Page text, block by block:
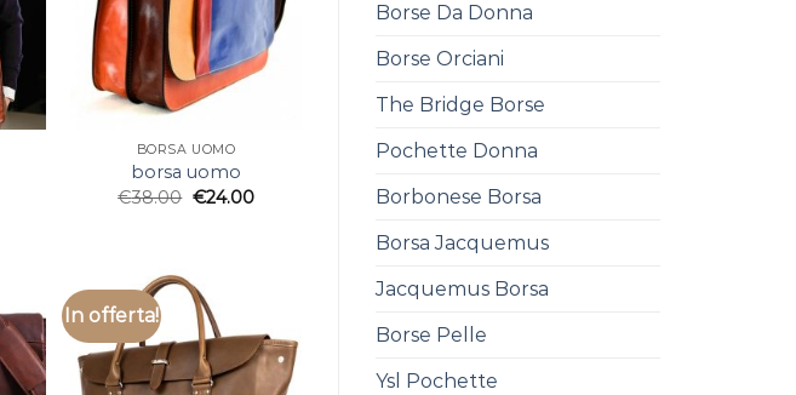
Borse Da Donna
Borse Orciani
The Bridge Borse
Pochette Donna
Borbonese Borsa
Borsa Jacquemus
Jacquemus Borsa
Borse Pelle
Ysl Pochette
BORSA UOMO
borsa uomo
€38.00 €24.00
In offerta!